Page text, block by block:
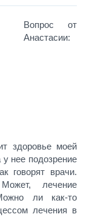
Вопрос от
Анастасии:
здоровье моей
у нее подозрение
говорят врачи.
лечение
ли как-то
лечения в